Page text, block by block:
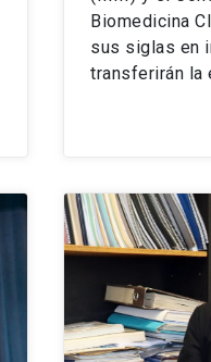
Biomedicina
sus siglas en
transferirán la